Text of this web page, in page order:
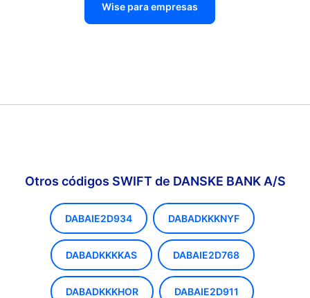
Wise para empresas
Otros códigos SWIFT de DANSKE BANK A/S
DABAIE2D934 DABADKKKNYF
DABADKKKKAS DABAIE2D768
DABADKKKHOR DABAIE2D911